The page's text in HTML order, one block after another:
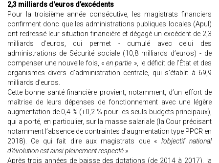
2,3 milliards d'euros d’excédents
Pour la troisième année consécutive, les magistrats financiers
confirment donc que les administrations publiques locales (Apul)
ont redressé leur situation financière et dégagé un excédent de 2,3
milliards d’euros, qui permet - cumulé avec celui des
administrations de Sécurité sociale (10,8 milliards d’euros) - de
compenser une nouvelle fois, «en partie », le déficit de l’État et des
organismes divers d’administration centrale, qui s’établit à 69,9
milliards d’euros.
Cette bonne santé financière provient, notamment, d’un effort de
maîtrise de leurs dépenses de fonctionnement avec une légère
augmentation de 0,4 % (+0,2 % pour les seuls budgets principaux),
qui a porté, en particulier, sur la masse salariale (la Cour précisant
notamment l’absence de contraintes d’augmentation type PPCR en
2018). Ce qui fait dire aux magistrats que « l’objectif national
d’évolution est ainsi pleinement respecté ».
Après trois années de baisse des dotations (de 2014 à 2017), la